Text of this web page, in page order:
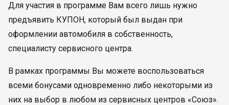
Для участия в программе Вам всего лишь нужно
предъявить КУПОН, который был выдан при
оформлении автомобиля в собственность,
специалисту сервисного центра.
В рамках программы Вы можете воспользоваться
всеми бонусами одновременно либо некоторыми из
них на выбор в любом из сервисных центров «Союз».